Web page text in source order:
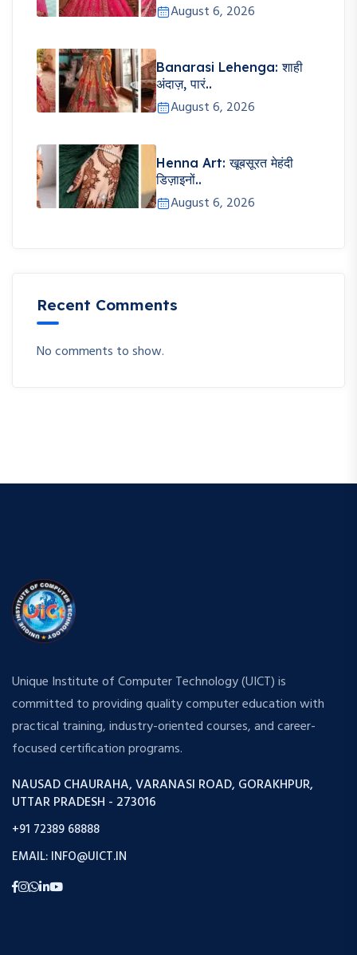
August 6, 2026
Banarasi Lehenga: शाही
अंदाज़, पारं..
August 6, 2026
Henna Art: खूबसूरत मेहंदी
डिज़ाइनों..
August 6, 2026
Recent Comments
No comments to show.
Unique Institute of Computer Technology (UICT) is
committed to providing quality computer education with
practical training, industry-oriented courses, and career-
focused certification programs.
NAUSAD CHAURAHA, VARANASI ROAD, GORAKHPUR,
UTTAR PRADESH - 273016
+91 72389 68888
EMAIL: INFO@UICT.IN